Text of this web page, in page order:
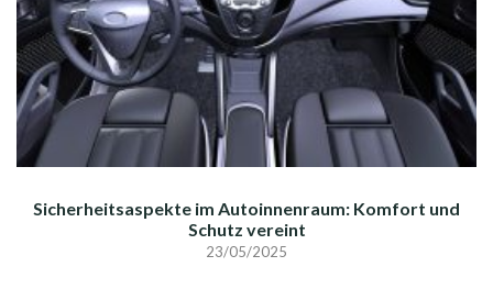
Sicherheitsaspekte im Autoinnenraum: Komfort und
Schutz vereint
23/05/2025